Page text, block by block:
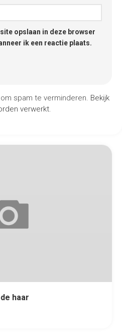
opslaan in deze browser
ik een reactie plaats.
spam te verminderen. Bekijk
verwerkt.
haar